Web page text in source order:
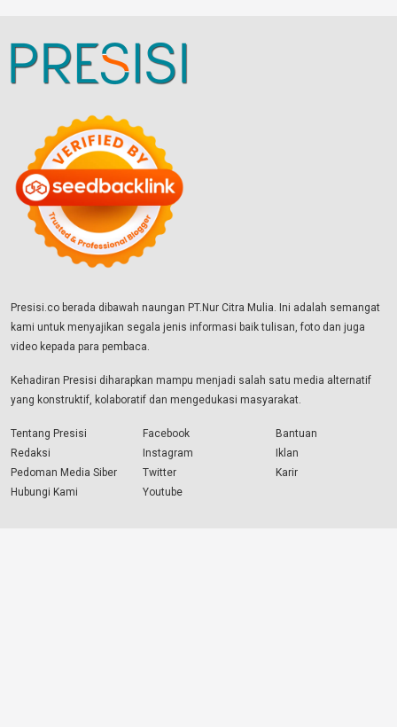
Presisi.co berada dibawah naungan PT.Nur Citra Mulia. Ini adalah semangat
kami untuk menyajikan segala jenis informasi baik tulisan, foto dan juga
video kepada para pembaca.
Kehadiran Presisi diharapkan mampu menjadi salah satu media alternatif
yang konstruktif, kolaboratif dan mengedukasi masyarakat.
Tentang Presisi
Redaksi
Pedoman Media Siber
Hubungi Kami
Facebook
Instagram
Twitter
Youtube
Bantuan
Iklan
Karir